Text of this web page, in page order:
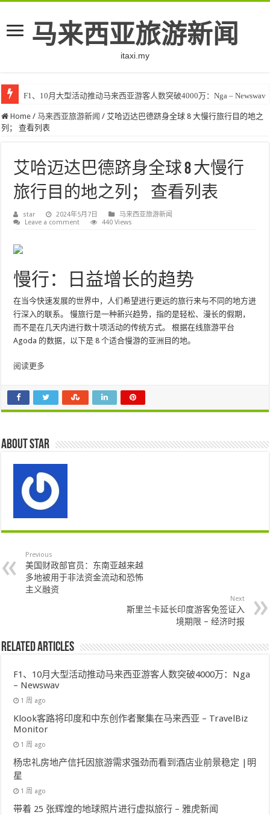
马来西亚旅游新闻
itaxi.my
F1、10月大型活动推动马来西亚游客人数突破4000万：Nga – Newswav
Home / 马来西亚旅游新闻 / 艾哈迈达巴德跻身全球 8 大慢行旅行目的地之
列； 查看列表
艾哈迈达巴德跻身全球 8 大慢行
旅行目的地之列； 查看列表
star 2024年5月7日
马来西亚旅游新闻
Leave a comment
440 Views
慢行：日益增长的趋势
在当今快速发展的世界中，人们希望进行更远的旅行来与不同的地方进
行深入的联系。 慢旅行是一种新兴趋势，指的是轻松、漫长的假期，
而不是在几天内进行数十项活动的传统方式。 根据在线旅游平台
Agoda 的数据，以下是 8 个适合慢游的亚洲目的地。
阅读更多
About star
Previous
美国财政部官员：东南亚越来越
多地被用于非法资金流动和恐怖
主义融资
Next
斯里兰卡延长印度游客免签证入
境期限 – 经济时报
Related Articles
F1、10月大型活动推动马来西亚游客人数突破4000万：Nga
– Newswav
1 周 ago
Klook客路将印度和中东创作者聚集在马来西亚 – TravelBiz
Monitor
1 周 ago
杨忠礼房地产信托因旅游需求强劲而看到酒店业前景稳定 |明
星
1 周 ago
带着 25 张辉煌的地球照片进行虚拟旅行 – 雅虎新闻